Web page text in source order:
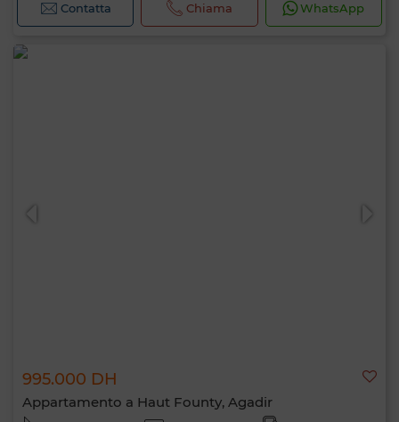
Contatta Chiama WhatsApp
995.000 DH
Appartamento a Haut Founty, Agadir